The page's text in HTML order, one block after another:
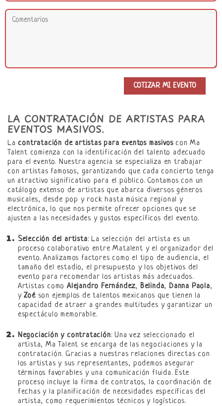
LA CONTRATACIÓN DE ARTISTAS PARA
EVENTOS MASIVOS.
La contratación de artistas para eventos masivoscon Ma
Talent comienza con la identificación del talento adecuado
para el evento. Nuestra agencia se especializa en trabajar
con artistas famosos, garantizando que cada concierto tenga
un atractivo significativo para el público. Contamos con un
catálogo extenso de artistas que abarca diversos géneros
musicales, desde pop y rock hasta música regional y
electrónica, lo que nos permite ofrecer opciones que se
ajusten a las necesidades y gustos específicos del evento.
Selección del artista: La selección del artista es un
proceso colaborativo entre Matalent y el organizador del
evento. Analizamos factores como el tipo de audiencia, el
tamaño del estadio, el presupuesto y los objetivos del
evento para recomendar los artistas más adecuados.
Artistas como Alejandro Fernández, Belinda,Danna Paola,
yZoéson ejemplos de talentos mexicanos que tienen la
capacidad de atraer a grandes multitudes y garantizar un
espectáculo memorable.
Negociación y contratación: Una vez seleccionado el
artista, Ma Talent se encarga de las negociaciones y la
contratación. Gracias a nuestras relaciones directas con
los artistas y sus representantes, podemos asegurar
términos favorables y una comunicación fluida. Este
proceso incluye la firma de contratos, la coordinación de
fechas y la planificación de necesidades específicas del
artista, como requerimientos técnicos y logísticos.